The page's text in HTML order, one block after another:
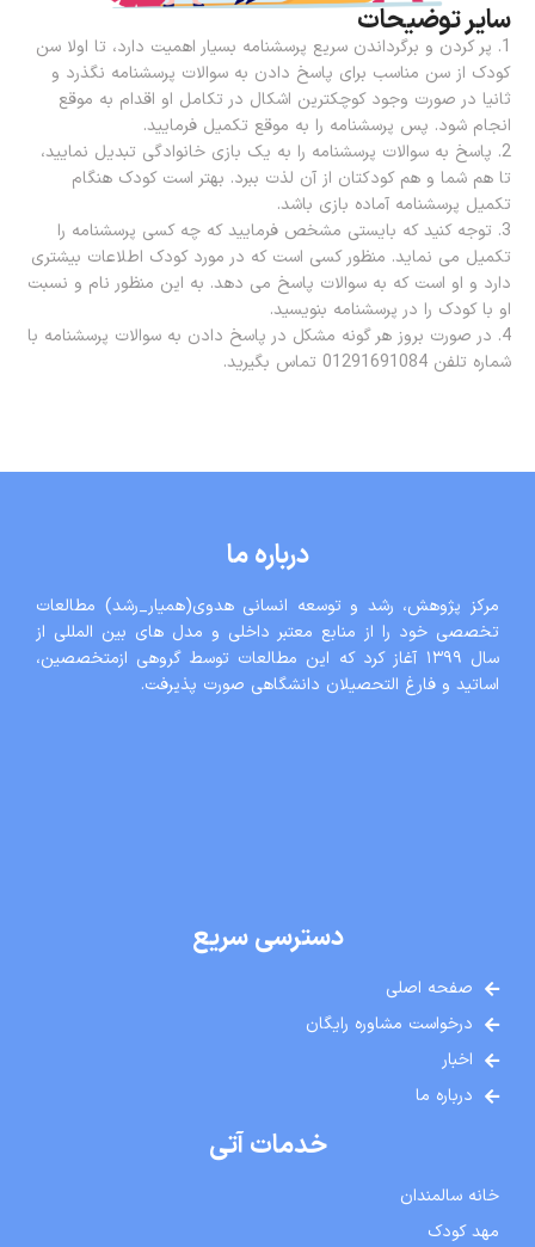
سایر توضیحات
1. پر کردن و برگرداندن سریع پرسشنامه بسیار اهمیت دارد، تا اولا سن
کودک از سن مناسب برای پاسخ دادن به سوالات پرسشنامه نگذرد و
ثانیا در صورت وجود کوچکترین اشکال در تکامل او اقدام به موقع
انجام شود. پس پرسشنامه را به موقع تکمیل فرمایید.
2. پاسخ به سوالات پرسشنامه را به یک بازی خانوادگی تبدیل نمایید،
تا هم شما و هم کودکتان از آن لذت ببرد. بهتر است کودک هنگام
تکمیل پرسشنامه آماده بازی باشد.
3. توجه کنید که بایستی مشخص فرمایید که چه کسی پرسشنامه را
تکمیل می نماید. منظور کسی است که در مورد کودک اطلاعات بیشتری
دارد و او است که به سوالات پاسخ می دهد. به این منظور نام و نسبت
او با کودک را در پرسشنامه بنویسید.
4. در صورت بروز هر گونه مشکل در پاسخ دادن به سوالات پرسشنامه با
شماره تلفن 01291691084 تماس بگیرید.
درباره ما
مرکز پژوهش، رشد و توسعه انسانی هدوی(همیار_رشد) مطالعات
تخصصی خود را از منابع معتبر داخلی و مدل های بین المللی از
سال ١٣٩٩ آغاز کرد که این مطالعات توسط گروهی ازمتخصصین،
اساتید و فارغ التحصیلان دانشگاهی صورت پذیرفت.
دسترسی سریع
صفحه اصلی
درخواست مشاوره رایگان
اخبار
درباره ما
خدمات آتی
خانه سالمندان
مهد کودک